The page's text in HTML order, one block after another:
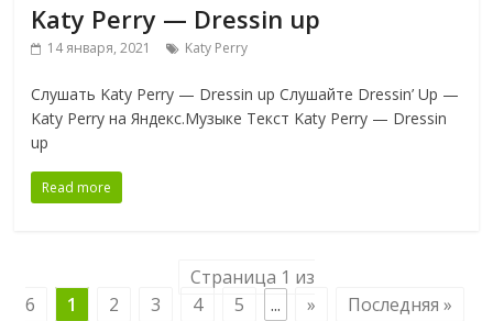
Katy Perry — Dressin up
14 января, 2021 Katy Perry
Слушать Katy Perry — Dressin up Слушайте Dressin’ Up —
Katy Perry на Яндекс.Музыке Текст Katy Perry — Dressin
up
Read more
Страница 1 из
6
1 2 3 4 5 ... » Последняя »